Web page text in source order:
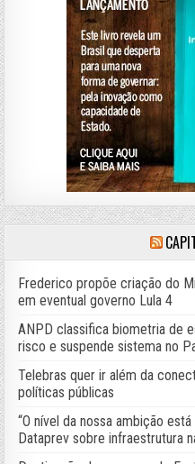
Frederico propõe criação do
em eventual governo Lula 4
ANPD classifica biometria de
risco e suspende sistema no
Telebras quer ir além da
políticas públicas
“O nível da nossa ambição
Dataprev sobre infraestrutura